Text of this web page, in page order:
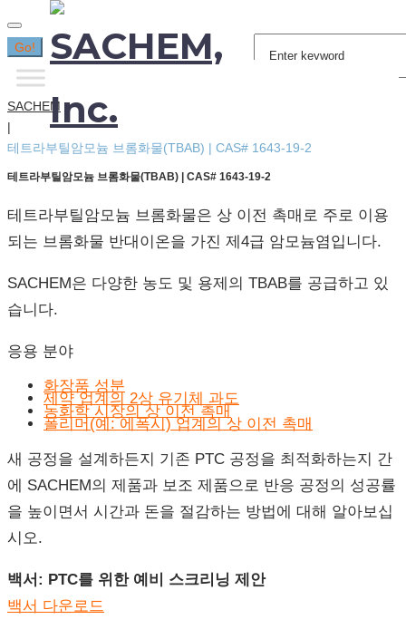
Search
for:
Go!
SACHEM
|
테트라부틸암모늄 브롬화물(TBAB) | CAS# 1643-19-2
테트라부틸암모늄 브롬화물(TBAB) | CAS# 1643-19-2
테트라부틸암모늄 브롬화물은 상 이전 촉매로 주로 이용
되는 브롬화물 반대이온을 가진 제4급 암모늄염입니다.
SACHEM은 다양한 농도 및 용제의 TBAB를 공급하고 있
습니다.
응용 분야
화장품 성분
제약 업계의 2상 유기체 과도
농화학 시장의 상 이전 촉매
폴리머(예: 에폭시) 업계의 상 이전 촉매
새 공정을 설계하든지 기존 PTC 공정을 최적화하는지 간
에 SACHEM의 제품과 보조 제품으로 반응 공정의 성공률
을 높이면서 시간과 돈을 절감하는 방법에 대해 알아보십
시오.
백서 : PTC를 위한 예비 스크리닝 제안
백서 다운로드